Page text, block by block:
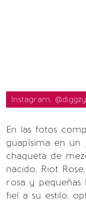
Instagram: @diggzy
En las fotos
guapísima en un
chaqueta de
nacido, Riot
rosa y pequeñas
fiel a su estilo,